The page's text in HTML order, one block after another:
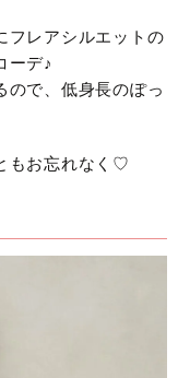
フレアシルエットの
ーデ♪
ので、低身長のぽっ
もお忘れなく♡